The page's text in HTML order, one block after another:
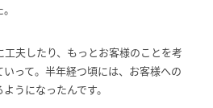
夫したり、もっとお客様のことを考
って。半年経つ頃には、お客様への
うになったんです。